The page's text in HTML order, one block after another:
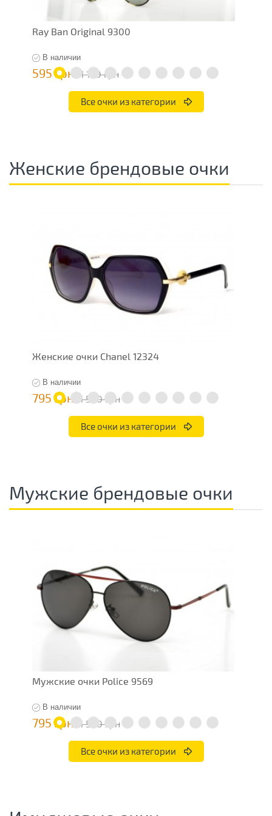
Ray Ban Original 9300
В наличии
595 грн 1 190 грн
Все очки из категории
Женские брендовые очки
Женские очки Chanel 12324
В наличии
795 грн 1 590 грн
Все очки из категории
Мужские брендовые очки
Мужские очки Police 9569
В наличии
795 грн 1 590 грн
Все очки из категории